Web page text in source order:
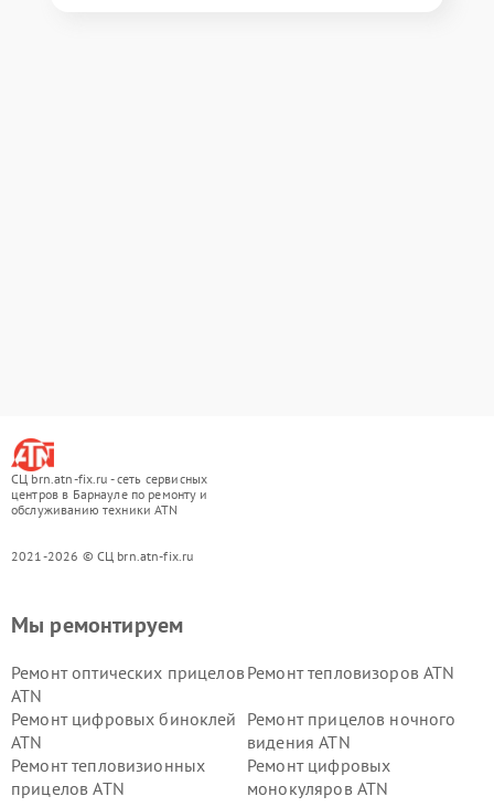
СЦ brn.atn-fix.ru - сеть сервисных
центров в Барнауле по ремонту и
обслуживанию техники ATN
2021-2026 © СЦ brn.atn-fix.ru
Мы ремонтируем
Ремонт оптических прицелов
ATN
Ремонт тепловизоров ATN
Ремонт цифровых биноклей
ATN
Ремонт прицелов ночного
видения ATN
Ремонт тепловизионных
прицелов ATN
Ремонт цифровых
монокуляров ATN